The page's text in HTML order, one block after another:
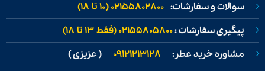
سوالات و سفارشات: 02155802800 (۱۰ تا ۱۸)
پیگیری سفارشات :02155805800 (فقط ۱۳ تا ۱۸)
مشاوره خرید عطر: 09121213128 ( عزیزی )